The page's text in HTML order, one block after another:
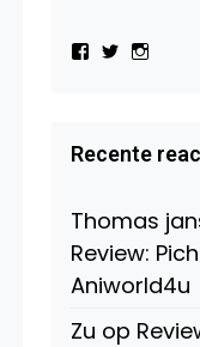
Bekijk
Beauty-
Facebook
Bekijk
op
Twitter
op
Recente
Thomas
Review:
Aniworld4u
Zu op